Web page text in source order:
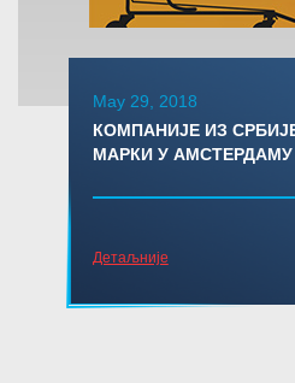
May 29, 2018
КОМПАНИЈЕ ИЗ
МАРКИ У АМСТЕРДАМУ
Детаљније